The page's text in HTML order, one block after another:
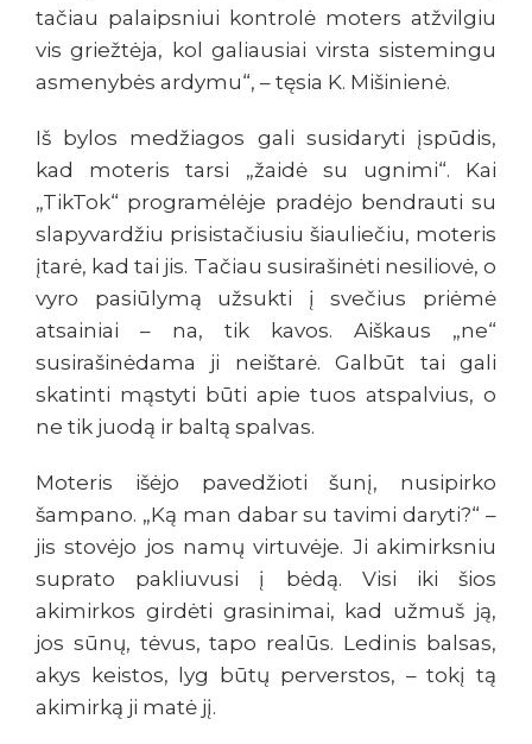
tačiau palaipsniui kontrolė moters atžvilgiu
vis griežtėja, kol galiausiai virsta sistemingu
asmenybės ardymu“, – tęsia K. Mišinienė.
Iš bylos medžiagos gali susidaryti įspūdis,
kad moteris tarsi „žaidė su ugnimi“. Kai
„TikTok“ programėlėje pradėjo bendrauti su
slapyvardžiu prisistačiusiu šiauliečiu, moteris
įtarė, kad tai jis. Tačiau susirašinėti nesiliovė, o
vyro pasiūlymą užsukti į svečius priėmė
atsainiai – na, tik kavos. Aiškaus „ne“
susirašinėdama ji neištarė. Galbūt tai gali
skatinti mąstyti būti apie tuos atspalvius, o
ne tik juodą ir baltą spalvas.
Moteris išėjo pavedžioti šunį, nusipirko
šampano. „Ką man dabar su tavimi daryti?“ –
jis stovėjo jos namų virtuvėje. Ji akimirksniu
suprato pakliuvusi į bėdą. Visi iki šios
akimirkos girdėti grasinimai, kad užmuš ją,
jos sūnų, tėvus, tapo realūs. Ledinis balsas,
akys keistos, lyg būtų perverstos, – tokį tą
akimirką ji matė jį.